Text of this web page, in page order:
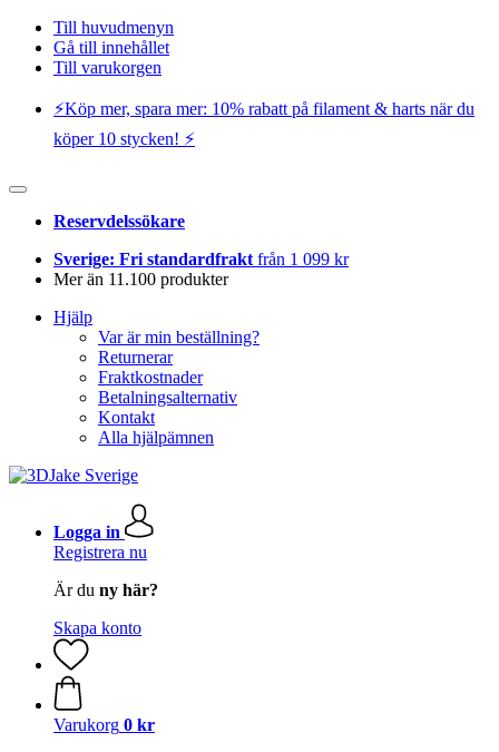
Till huvudmenyn
Gå till innehållet
Till varukorgen
⚡️Köp mer, spara mer: 10% rabatt på filament & harts när du
köper 10 stycken! ⚡️
Reservdelssökare
Sverige: Fri standardfrakt från 1 099 kr
Mer än 11.100 produkter
Hjälp
Var är min beställning?
Returnerar
Fraktkostnader
Betalningsalternativ
Kontakt
Alla hjälpämnen
Logga in
Registrera nu
Är du ny här?
Skapa konto
Varukorg 0 kr